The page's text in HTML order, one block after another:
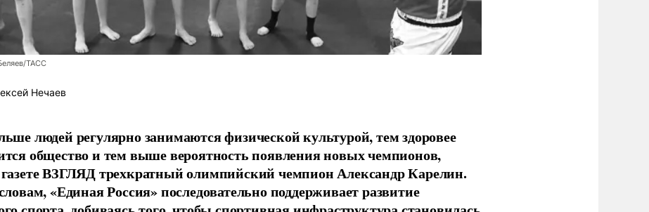
ТАСС
Нечаев
людей регулярно занимаются физической культурой, тем здоровее
общество и тем выше вероятность появления новых чемпионов,
ВЗГЛЯД трехкратный олимпийский чемпион Александр Карелин.
«Единая Россия» последовательно поддерживает развитие